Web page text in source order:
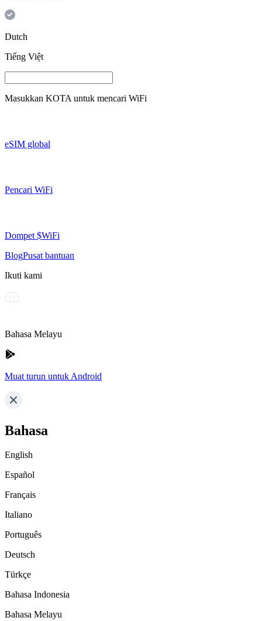
Dutch
Tiếng Việt
Masukkan KOTA untuk mencari WiFi
eSIM global
Pencari WiFi
Dompet $WiFi
BlogPusat bantuan
Ikuti kami
Bahasa Melayu
Muat turun untuk Android
Bahasa
English
Español
Français
Italiano
Português
Deutsch
Türkçe
Bahasa Indonesia
Bahasa Melayu